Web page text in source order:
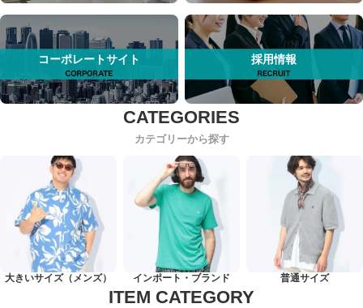
コーポレートサイト 採用情報
カテゴリーから探す
大きいサイズ（メンズ） インポート・ブランド 普通サイズ